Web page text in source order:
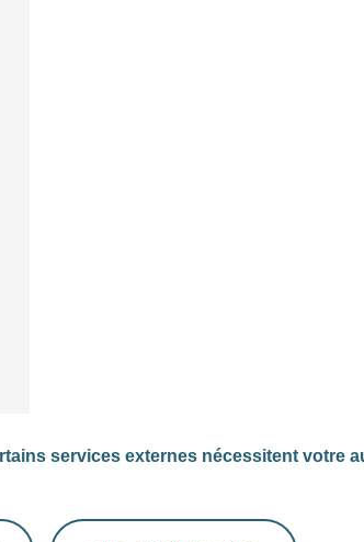
services externes nécessitent votre